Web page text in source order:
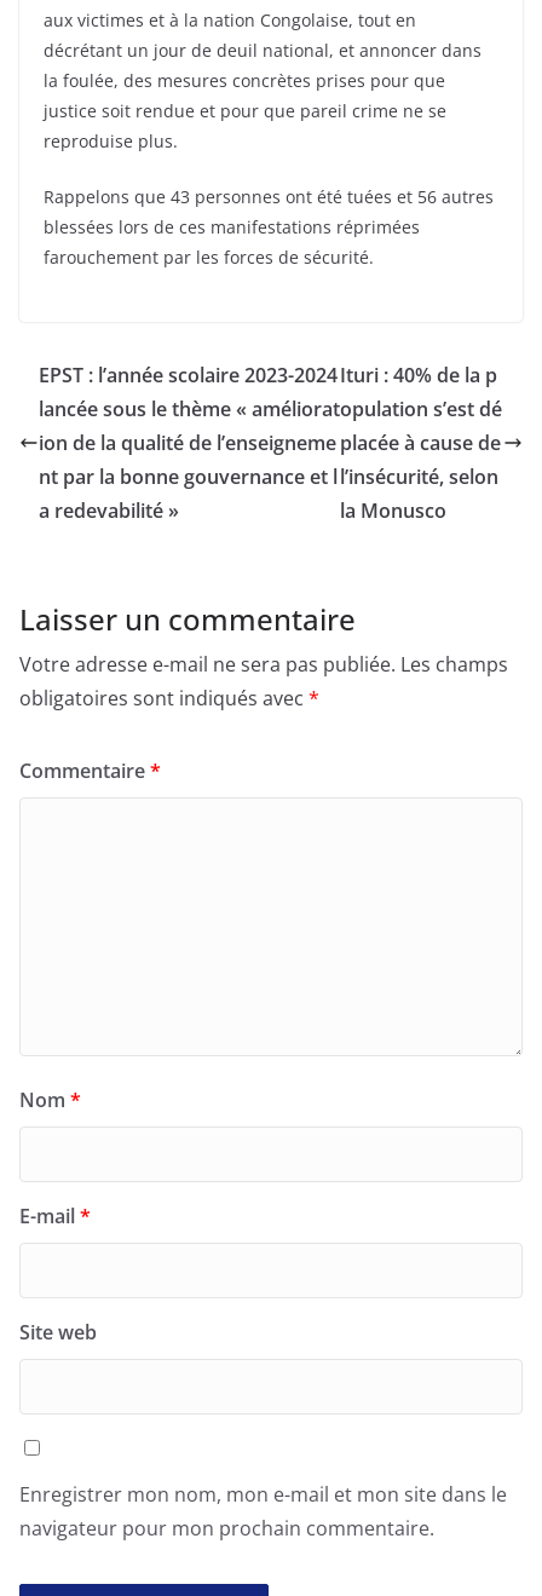
aux victimes et à la nation Congolaise, tout en
décrétant un jour de deuil national, et annoncer dans
la foulée, des mesures concrètes prises pour que
justice soit rendue et pour que pareil crime ne se
reproduise plus.
Rappelons que 43 personnes ont été tuées et 56 autres
blessées lors de ces manifestations réprimées
farouchement par les forces de sécurité.
EPST : l’année scolaire 2023-2024
lancée sous le thème « améliorat
ion de la qualité de l’enseigneme
nt par la bonne gouvernance et l
a redevabilité »
Ituri : 40% de la p
opulation s’est dé
placée à cause de
l’insécurité, selon
la Monusco
Laisser un commentaire
Votre adresse e-mail ne sera pas publiée. Les champs
obligatoires sont indiqués avec *
Commentaire*
Nom *
E-mail*
Site web
Enregistrer mon nom, mon e-mail et mon site dans le
navigateur pour mon prochain commentaire.